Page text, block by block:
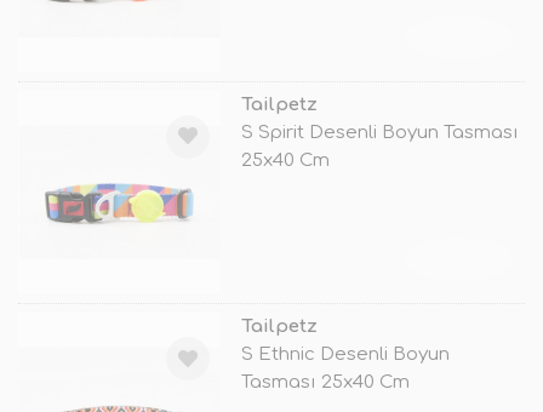
Tailpetz
S Spirit Desenli Boyun Tasması
25x40 Cm
Tailpetz
S Ethnic Desenli Boyun
Tasması 25x40 Cm